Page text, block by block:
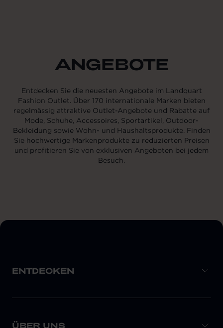
ANGEBOTE
Entdecken Sie die neuesten Angebote im Landquart
Fashion Outlet. Über 170 internationale Marken bieten
regelmässig attraktive Outlet-Angebote und Rabatte auf
Mode, Schuhe, Accessoires, Sportartikel, Outdoor-
Bekleidung sowie Wohn- und Haushaltsprodukte. Finden
Sie hochwertige Markenprodukte zu reduzierten Preisen
und profitieren Sie von exklusiven Angeboten bei jedem
Besuch.
ENTDECKEN
ÜBER UNS